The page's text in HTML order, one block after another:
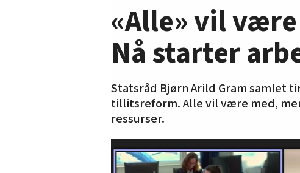
«Alle» vil
Nå starter
Statsråd Bjørn Arild Gram samlet
tillitsreform. Alle vil være med,
ressurser.